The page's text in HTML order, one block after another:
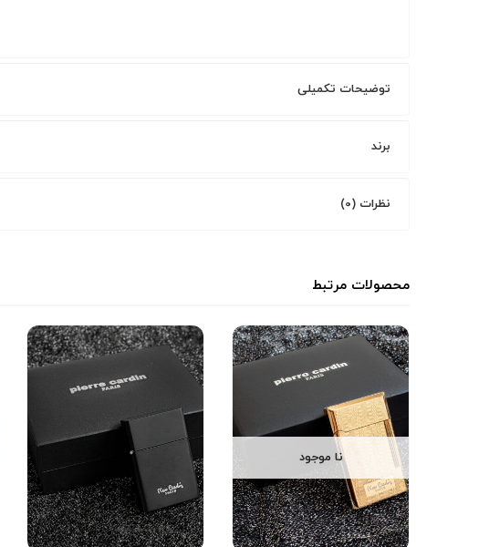
توضیحات تکمیلی
برند
نظرات (0)
محصولات مرتبط
نا موجود